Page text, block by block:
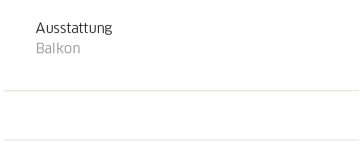
Ausstattung
Balkon